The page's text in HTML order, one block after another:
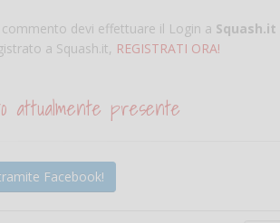
devi effettuare il Login a Squash.it
a Squash.it, REGISTRATI ORA!
attualmente presente
Facebook!